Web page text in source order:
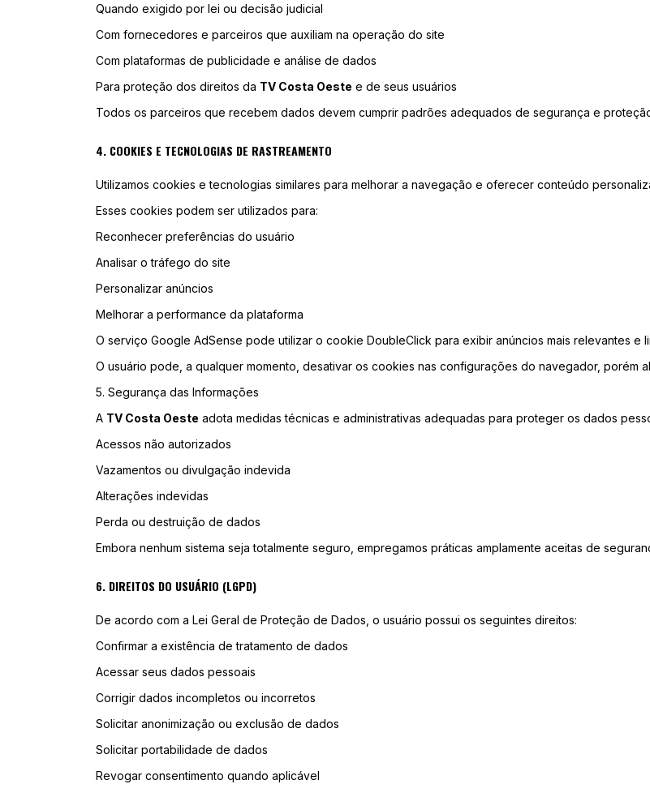
Quando exigido por lei ou decisão judicial
Com fornecedores e parceiros que auxiliam na operação do site
Com plataformas de publicidade e análise de dados
Para proteção dos direitos da TV Costa Oeste e de seus usuários
Todos os parceiros que recebem dados devem cumprir padrões adequados de segurança e
4. COOKIES E TECNOLOGIAS DE RASTREAMENTO
Utilizamos cookies e tecnologias similares para melhorar a navegação e oferecer conteúdo
Esses cookies podem ser utilizados para:
Reconhecer preferências do usuário
Analisar o tráfego do site
Personalizar anúncios
Melhorar a performance da plataforma
O serviço Google AdSense pode utilizar o cookie DoubleClick para exibir anúncios mais relevantes e
O usuário pode, a qualquer momento, desativar os cookies nas configurações do navegador, porém
5. Segurança das Informações
A TV Costa Oeste adota medidas técnicas e administrativas adequadas para proteger os dados
Acessos não autorizados
Vazamentos ou divulgação indevida
Alterações indevidas
Perda ou destruição de dados
Embora nenhum sistema seja totalmente seguro, empregamos práticas amplamente aceitas de
6. DIREITOS DO USUÁRIO (LGPD)
De acordo com a Lei Geral de Proteção de Dados, o usuário possui os seguintes direitos:
Confirmar a existência de tratamento de dados
Acessar seus dados pessoais
Corrigir dados incompletos ou incorretos
Solicitar anonimização ou exclusão de dados
Solicitar portabilidade de dados
Revogar consentimento quando aplicável